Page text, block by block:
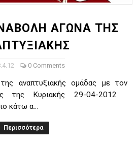
ΑΓΩΝΑ ΤΗΣ
0 Comments
αναπτυξιακής ομάδας με τον
της Κυριακής 29-04-2012
κάτω α...
Περισσότερα